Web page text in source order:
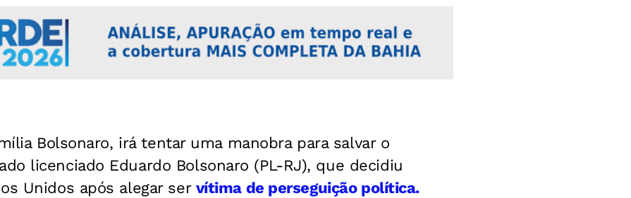
Bolsonaro, irá tentar uma manobra para salvar o
licenciado Eduardo Bolsonaro (PL-RJ), que decidiu
Unidos após alegar ser vítima de perseguição política.